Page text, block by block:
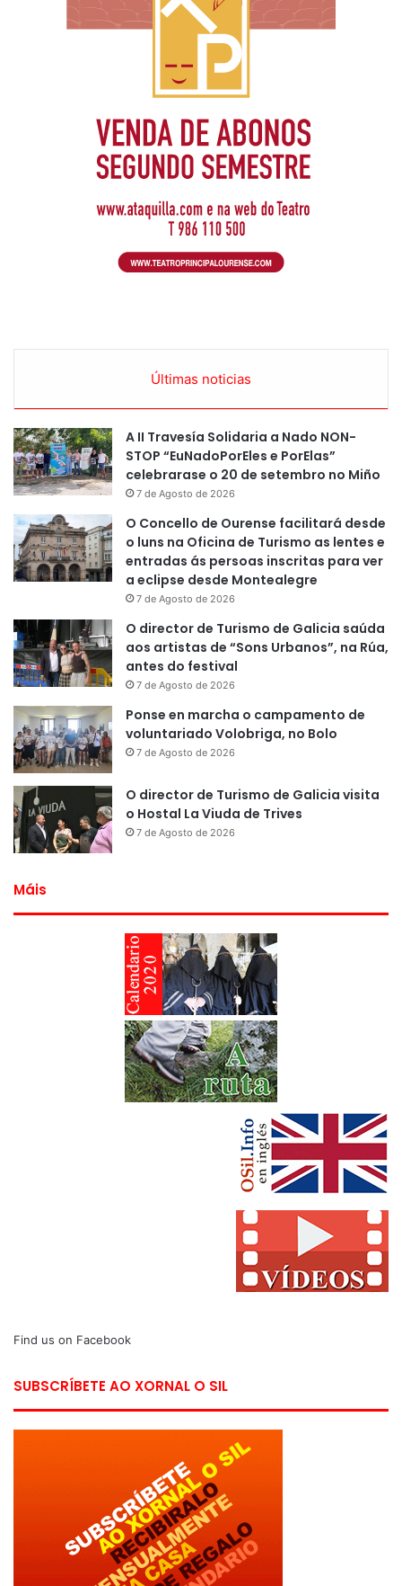
Últimas noticias
A II Travesía Solidaria a Nado NON-
STOP “EuNadoPorEles e PorElas”
celebrarase o 20 de setembro no Miño
7 de Agosto de 2026
O Concello de Ourense facilitará desde
o luns na Oficina de Turismo as lentes e
entradas ás persoas inscritas para ver
a eclipse desde Montealegre
7 de Agosto de 2026
O director de Turismo de Galicia saúda
aos artistas de “Sons Urbanos”, na Rúa,
antes do festival
7 de Agosto de 2026
Ponse en marcha o campamento de
voluntariado Volobriga, no Bolo
7 de Agosto de 2026
O director de Turismo de Galicia visita
o Hostal La Viuda de Trives
7 de Agosto de 2026
Máis
Find us on Facebook
SUBSCRÍBETE AO XORNAL O SIL